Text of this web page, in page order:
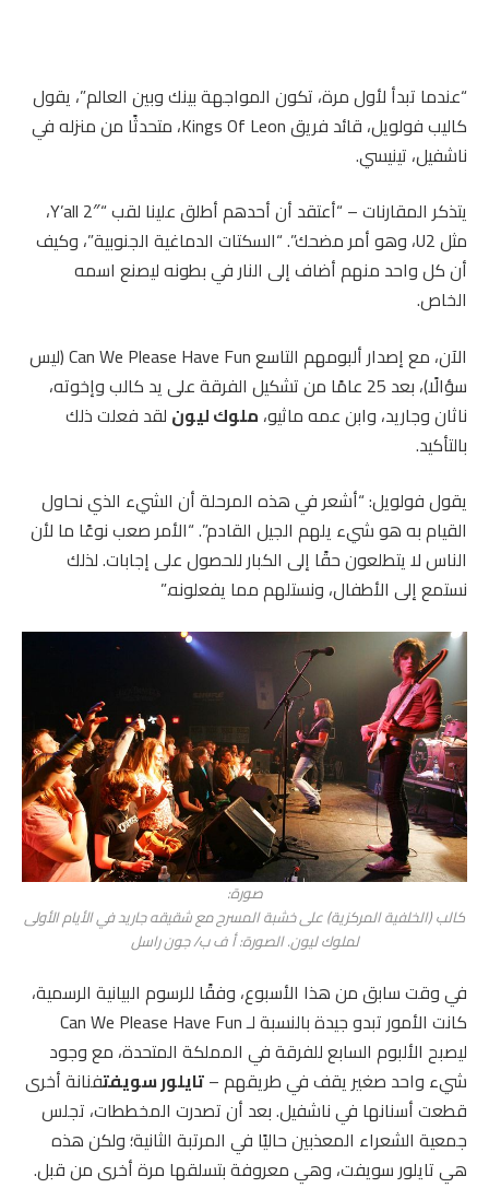
“عندما تبدأ لأول مرة، تكون المواجهة بينك وبين العالم”، يقول
كاليب فولويل، قائد فريق Kings Of Leon، متحدثًا من منزله في
ناشفيل، تينيسي.
يتذكر المقارنات – “أعتقد أن أحدهم أطلق علينا لقب “Y’all 2″،
مثل U2، وهو أمر مضحك”. “السكتات الدماغية الجنوبية”، وكيف
أن كل واحد منهم أضاف إلى النار في بطونه ليصنع اسمه
الخاص.
الآن، مع إصدار ألبومهم التاسع Can We Please Have Fun (ليس
سؤالًا)، بعد 25 عامًا من تشكيل الفرقة على يد كالب وإخوته،
ناثان وجاريد، وابن عمه ماثيو، ملوك ليون لقد فعلت ذلك
بالتأكيد.
يقول فولويل: “أشعر في هذه المرحلة أن الشيء الذي نحاول
القيام به هو شيء يلهم الجيل القادم”. “الأمر صعب نوعًا ما لأن
الناس لا يتطلعون حقًا إلى الكبار للحصول على إجابات. لذلك
نستمع إلى الأطفال، ونستلهم مما يفعلونه.”
صورة:
كالب (الخلفية المركزية) على خشبة المسرح مع شقيقه جاريد في الأيام الأولى
لملوك ليون. الصورة: أ ف ب/ جون راسل
في وقت سابق من هذا الأسبوع، وفقًا للرسوم البيانية الرسمية،
كانت الأمور تبدو جيدة بالنسبة لـ Can We Please Have Fun
ليصبح الألبوم السابع للفرقة في المملكة المتحدة، مع وجود
شيء واحد صغير يقف في طريقهم –تايلور سويفتفنانة أخرى
قطعت أسنانها في ناشفيل. بعد أن تصدرت المخططات، تجلس
جمعية الشعراء المعذبين حاليًا في المرتبة الثانية؛ ولكن هذه
هي تايلور سويفت، وهي معروفة بتسلقها مرة أخرى من قبل.